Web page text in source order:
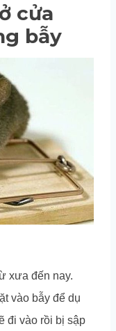
cửa
bẫy
xưa đến nay.
vào bẫy để dụ
đi vào rồi bị sập